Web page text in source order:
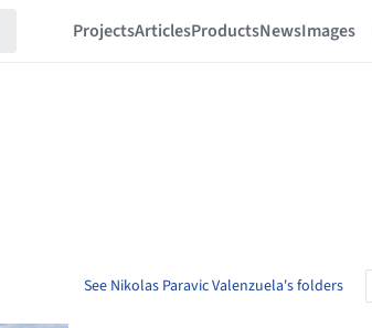
ProjectsArticlesProductsNewsImages
See Nikolas Paravic Valenzuela's folders